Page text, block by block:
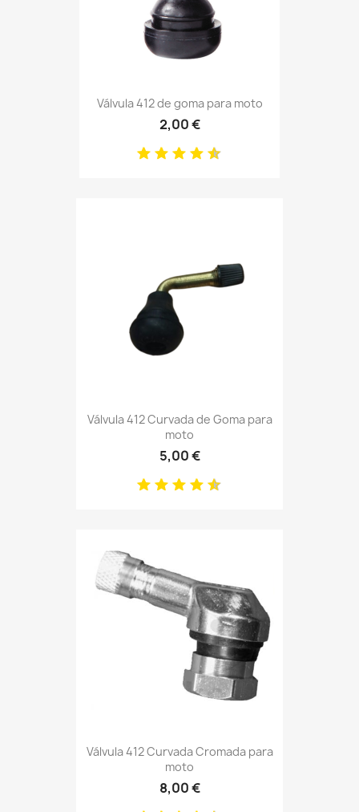
Válvula 412 de goma para moto
2,00 €
Válvula 412 Curvada de Goma para
moto
5,00 €
Válvula 412 Curvada Cromada para
moto
8,00 €